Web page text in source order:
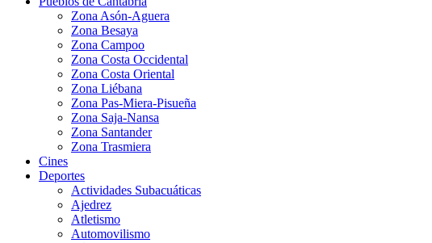
Zona Asón-Aguera
Zona Besaya
Zona Campoo
Zona Costa Occidental
Zona Costa Oriental
Zona Liébana
Zona Pas-Miera-Pisueña
Zona Saja-Nansa
Zona Santander
Zona Trasmiera
Cines
Deportes
Actividades Subacuáticas
Ajedrez
Atletismo
Automovilismo